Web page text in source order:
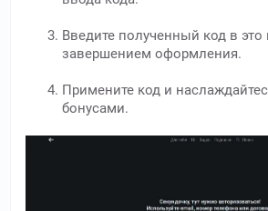
Введите полученный код в это
завершением оформления.
Примените код и
бонусами.